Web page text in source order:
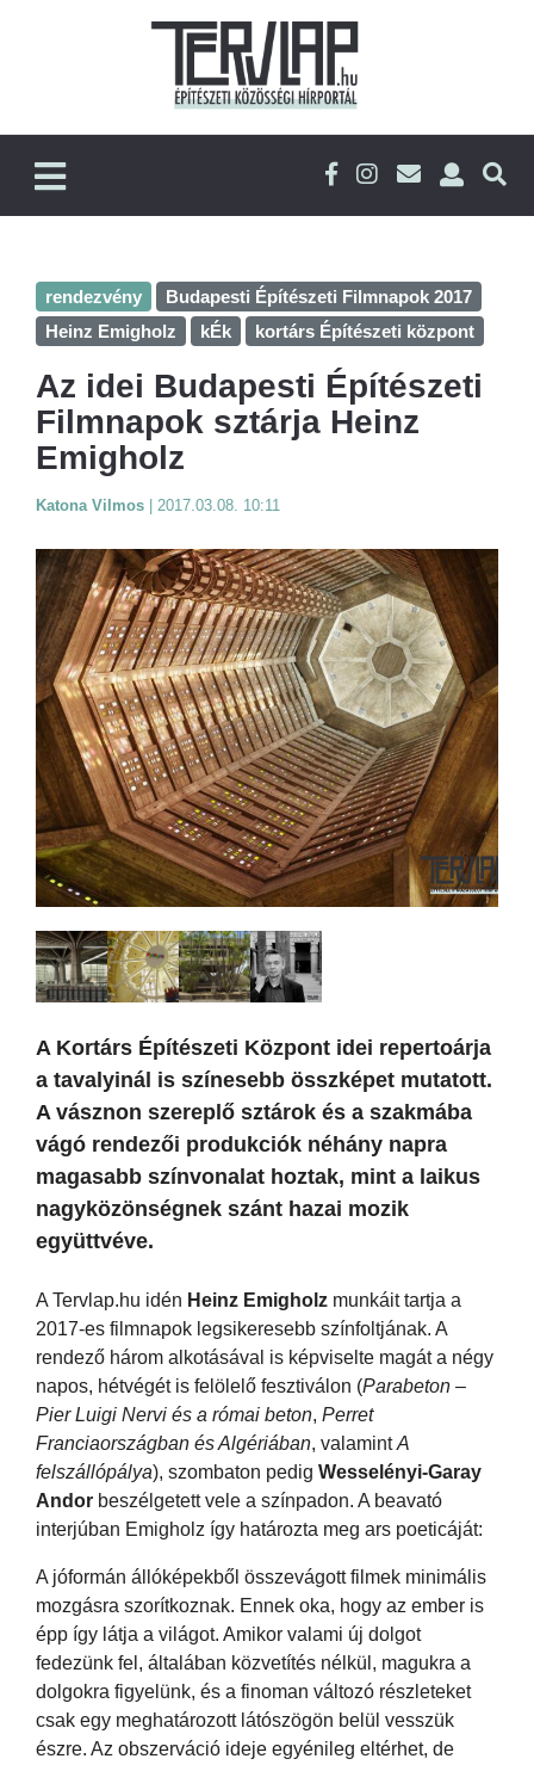
rendezvény
Budapesti Építészeti Filmnapok 2017
Heinz Emigholz
kÉk kortárs Építészeti központ
Az idei Budapesti Építészeti
Filmnapok sztárja Heinz
Emigholz
Katona Vilmos 2017.03.08. 10:11
A Kortárs Építészeti Központ idei repertoárja
a tavalyinál is színesebb összképet mutatott.
A vásznon szereplő sztárok és a szakmába
vágó rendezői produkciók néhány napra
magasabb színvonalat hoztak, mint a laikus
nagyközönségnek szánt hazai mozik
együttvéve.
A Tervlap.hu idén Heinz Emigholz munkáit tartja a
2017-es filmnapok legsikeresebb színfoltjának. A
rendező három alkotásával is képviselte magát a négy
napos, hétvégét is felölelő fesztiválon (Parabeton –
Pier Luigi Nervi és a római beton, Perret
Franciaországban és Algériában, valamintA
felszállópálya), szombaton pedig Wesselényi-Garay
Andor beszélgetett vele a színpadon. A beavató
interjúban Emigholz így határozta meg ars poeticáját:
A jóformán állóképekből összevágott filmek minimális
mozgásra szorítkoznak. Ennek oka, hogy az ember is
épp így látja a világot. Amikor valami új dolgot
fedezünk fel, általában közvetítés nélkül, magukra a
dolgokra figyelünk, és a finoman változó részleteket
csak egy meghatározott látószögön belül vesszük
észre. Az obszerváció ideje egyénileg eltérhet, de